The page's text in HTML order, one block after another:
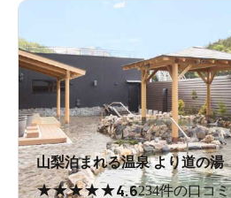
山梨泊まれる温泉 より道の湯
★★★★★4.6234件の口コミ